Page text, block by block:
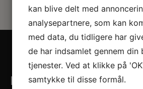
Kontaktinformation
kan blive delt med
analysepartnere, som kan
med data, du tidligere har
de har indsamlet gennem din
tjenester. Ved at klikke på
samtykke til disse formål.